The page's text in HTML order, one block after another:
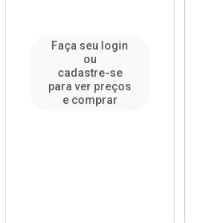
Faça seu login
ou
cadastre-se
para ver preços
e comprar